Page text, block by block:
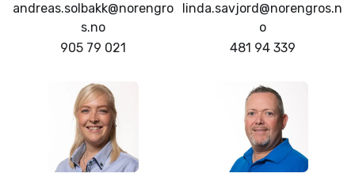
andreas.solbakk@norengro
s.no
905 79 021
linda.savjord@norengros.n
o
481 94 339